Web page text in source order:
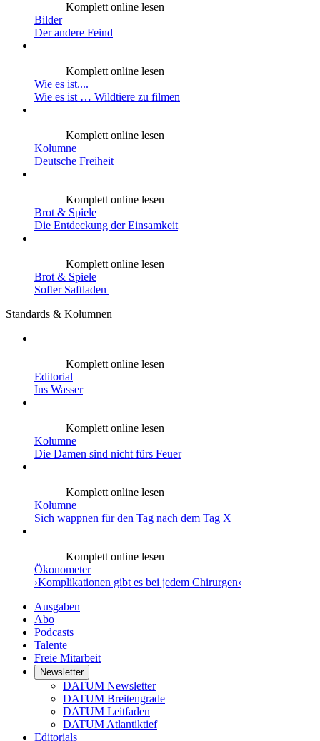
Komplett online lesen
Bilder
Der andere Feind
Komplett online lesen
Wie es ist....
Wie es ist … Wildtiere zu filmen
Komplett online lesen
Kolumne
Deutsche Freiheit
Komplett online lesen
Brot & Spiele
Die Entdeckung der Einsamkeit
Komplett online lesen
Brot & Spiele
Softer Saftladen
Standards & Kolumnen
Komplett online lesen
Editorial
Ins Wasser
Komplett online lesen
Kolumne
Die Damen sind nicht fürs Feuer
Komplett online lesen
Kolumne
Sich wappnen für den Tag nach dem Tag X
Komplett online lesen
Ökonometer
›Komplikationen gibt es bei jedem Chirurgen‹
Ausgaben
Abo
Podcasts
Talente
Freie Mitarbeit
Newsletter
DATUM Newsletter
DATUM Breitengrade
DATUM Leitfaden
DATUM Atlantiktief
Editorials